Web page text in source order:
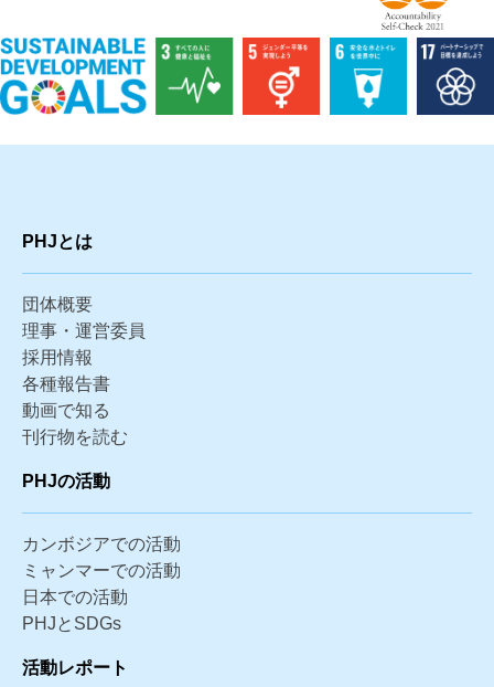
PHJとは
団体概要
理事・運営委員
採用情報
各種報告書
動画で知る
刊行物を読む
PHJの活動
カンボジアでの活動
ミャンマーでの活動
日本での活動
PHJとSDGs
活動レポート